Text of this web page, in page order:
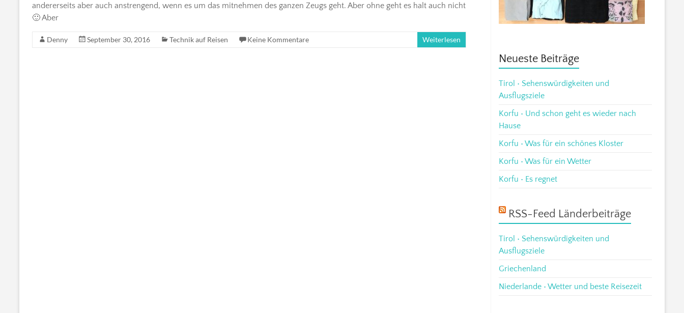
andererseits aber auch anstrengend, wenn es um das mitnehmen des ganzen Zeugs geht. Aber ohne geht es halt auch nicht
🙂 Aber
Denny September 30, 2016 Technik auf Reisen Keine Kommentare Weiterlesen
Neueste Beiträge
Tirol • Sehenswürdigkeiten und
Ausflugsziele
Korfu • Und schon geht es wieder nach
Hause
Korfu • Was für ein schönes Kloster
Korfu • Was für ein Wetter
Korfu • Es regnet
RSS-Feed Länderbeiträge
Tirol • Sehenswürdigkeiten und
Ausflugsziele
Griechenland
Niederlande • Wetter und beste Reisezeit